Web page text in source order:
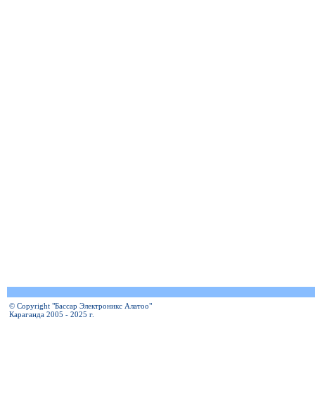
© Copyright "Бассар Электроникс Алатоо"
Караганда 2005 - 2025 г.